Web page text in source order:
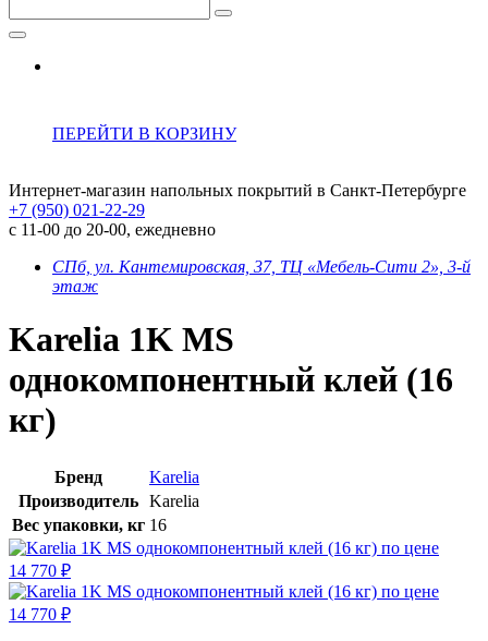
ПЕРЕЙТИ В КОРЗИНУ
Интернет-магазин напольных покрытий в Санкт-Петербурге
+7 (950) 021-22-29
с 11-00 до 20-00, ежедневно
СПб, ул. Кантемировская, 37, ТЦ «Мебель-Сити 2», 3-й
этаж
Karelia 1K MS
однокомпонентный клей (16
кг)
Бренд
Karelia
Производитель Karelia
Вес упаковки, кг 16